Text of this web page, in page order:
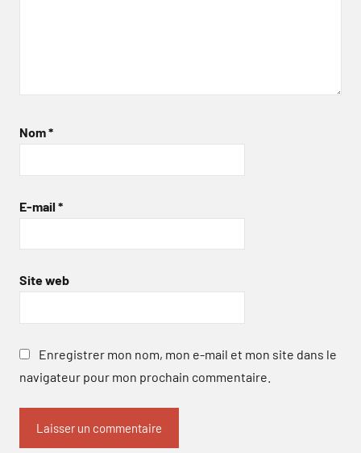
Nom*
E-mail *
Site web
Enregistrer mon nom, mon e-mail et mon site dans le
navigateur pour mon prochain commentaire.